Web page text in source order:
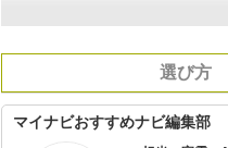
選び方
マイナビおすすめナビ編集部